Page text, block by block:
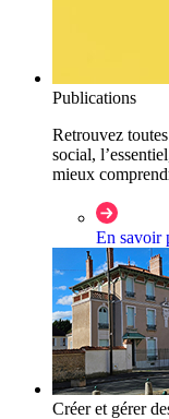
Publications
Retrouvez
social,
mieux
En savoir
Créer et gérer